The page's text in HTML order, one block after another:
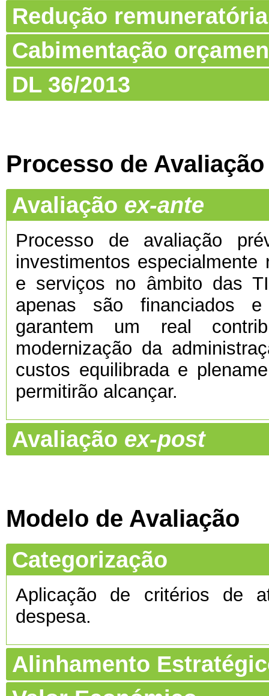
Redução remuneratória
Cabimentação
DL 36/2013
Processo de Avaliação
Avaliação ex-ante
Processo de avaliação
investimentos
e serviços no âmbito das
apenas são financiados
garantem um real
modernização da
custos equilibrada e
permitirão alcançar.
Avaliação ex-post
Modelo de Avaliação
Categorização
Aplicação de critérios de
despesa.
Alinhamento